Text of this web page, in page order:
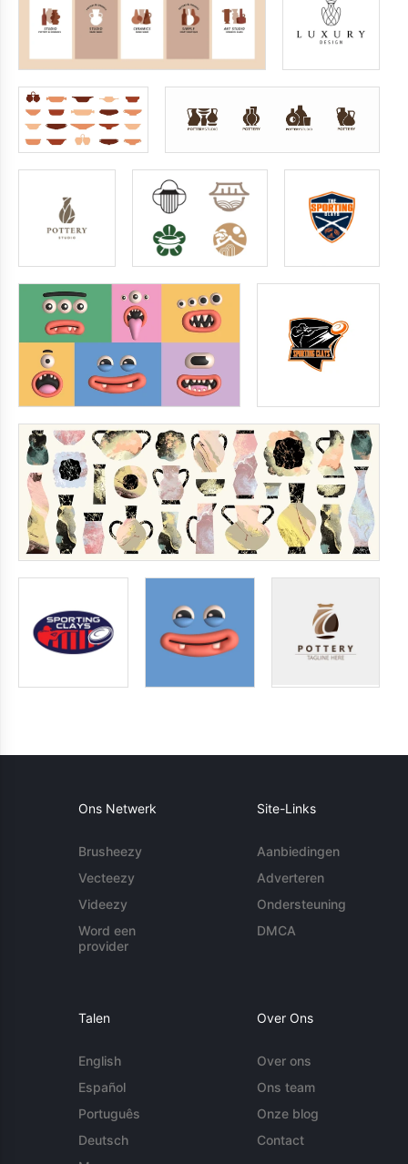
Ons Netwerk
Brusheezy
Vecteezy
Videezy
Word een
provider
Site-Links
Aanbiedingen
Adverteren
Ondersteuning
DMCA
Talen
English
Español
Português
Deutsch
Over Ons
Over ons
Ons team
Onze blog
Contact